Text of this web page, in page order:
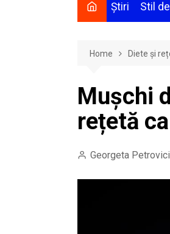
Știri Stil
Home Diete și
Mușchi
rețetă
Georgeta Petrovici